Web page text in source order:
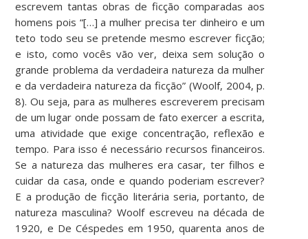
escrevem tantas obras de ficção comparadas aos
homens pois “[…] a mulher precisa ter dinheiro e um
teto todo seu se pretende mesmo escrever ficção;
e isto, como vocês vão ver, deixa sem solução o
grande problema da verdadeira natureza da mulher
e da verdadeira natureza da ficção” (Woolf, 2004, p.
8). Ou seja, para as mulheres escreverem precisam
de um lugar onde possam de fato exercer a escrita,
uma atividade que exige concentração, reflexão e
tempo. Para isso é necessário recursos financeiros.
Se a natureza das mulheres era casar, ter filhos e
cuidar da casa, onde e quando poderiam escrever?
E a produção de ficção literária seria, portanto, de
natureza masculina? Woolf escreveu na década de
1920, e De Céspedes em 1950, quarenta anos de